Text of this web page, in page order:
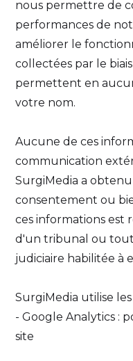
nous permettre de
performances de
améliorer le
collectées par le
permettent en
votre nom.
Aucune de ces
communication
SurgiMedia a
consentement ou
ces informations est
d'un tribunal ou
judiciaire habilitée à
SurgiMedia utilise
- Google Analytics :
site